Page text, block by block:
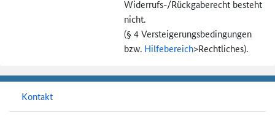
Widerrufs-/Rückgaberecht besteht
nicht.
(§ 4 Versteigerungs­bedingungen
bzw. Hilfebereich>Rechtliches).
Kontakt